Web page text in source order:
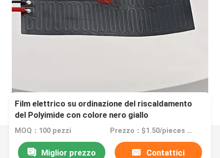
Film elettrico su ordinazione del riscaldamento
del Polyimide con colore nero giallo
MOQ：100 pezzi Prezzo：$1.50/pieces 100-199 pieces
Miglior prezzo Contattici